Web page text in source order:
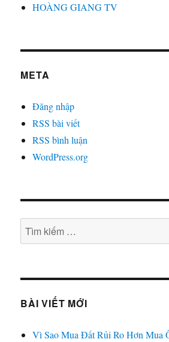
HOÀNG GIANG TV
META
Đăng nhập
RSS bài viết
RSS bình luận
WordPress.org
Tìm
kiếm:
BÀI VIẾT MỚI
Vì Sao Mua Đất Rủi Ro Hơn Mua